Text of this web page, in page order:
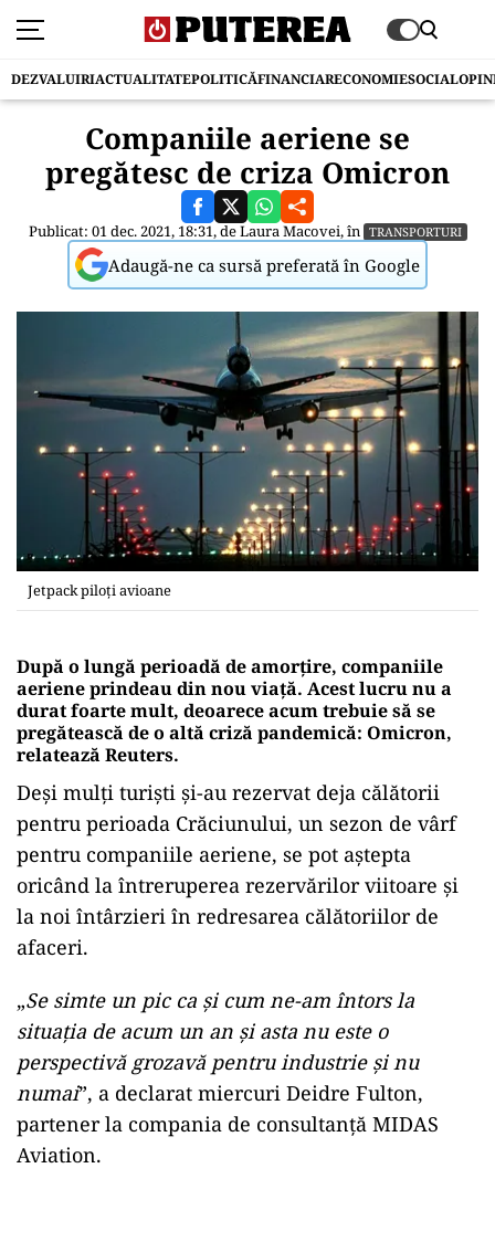
DEZVALUIRIACTUALITATEPOLITICĂFINANCIARECONOMIESOCIAL
Companiile aeriene se
pregătesc de criza Omicron
Publicat: 01 dec. 2021, 18:31, deLaura Macovei, în TRANSPORTURI
Adaugă-ne ca sursă preferată în Google
Jetpack piloți avioane
După o lungă perioadă de amorțire, companiile
aeriene prindeau din nou viață. Acest lucru nu a
durat foarte mult, deoarece acum trebuie să se
pregătească de o altă criză pandemică: Omicron,
relatează Reuters.
Deși mulți turiști și-au rezervat deja călătorii
pentru perioada Crăciunului, un sezon de vârf
pentru companiile aeriene, se pot aștepta
oricând la întreruperea rezervărilor viitoare și
la noi întârzieri în redresarea călătoriilor de
afaceri.
„Se simte un pic ca și cum ne-am întors la
situația de acum un an și asta nu este o
perspectivă grozavă pentru industrie și nu
numai”, a declarat miercuri Deidre Fulton,
partener la compania de consultanță MIDAS
Aviation.